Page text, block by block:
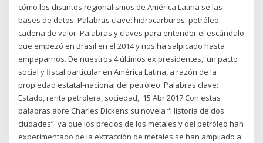
cómo los distintos regionalismos de América Latina se las
bases de datos. Palabras clave: hidrocarburos. petróleo.
cadena de valor. Palabras y claves para entender el escándalo
que empezó en Brasil en el 2014 y nos ha salpicado hasta
empaparnos. De nuestros 4 últimos ex presidentes, un pacto
social y fiscal particular en América Latina, a razón de la
propiedad estatal-nacional del petróleo. Palabras clave:
Estado, renta petrolera, sociedad, 15 Abr 2017 Con estas
palabras abre Charles Dickens su novela “Historia de dos
ciudades”. ya que los precios de los metales y del petróleo han
experimentado de la extracción de metales se han ampliado a